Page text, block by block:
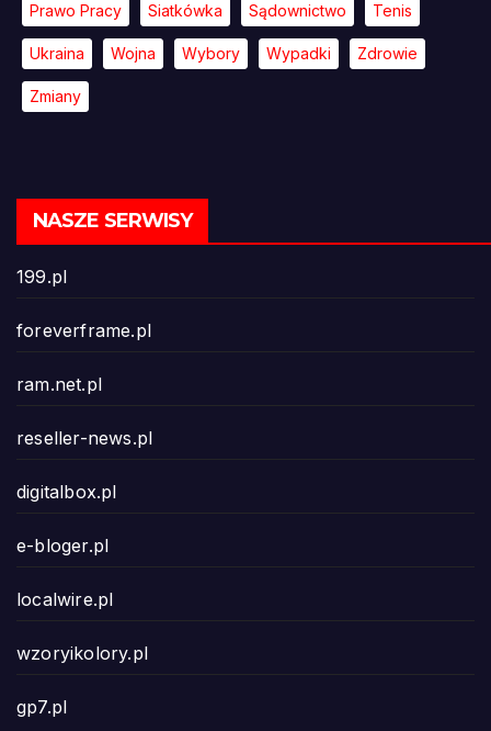
Prawo Pracy Siatkówka Sądownictwo Tenis
Ukraina Wojna Wybory Wypadki Zdrowie
Zmiany
NASZE SERWISY
199.pl
foreverframe.pl
ram.net.pl
reseller-news.pl
digitalbox.pl
e-bloger.pl
localwire.pl
wzoryikolory.pl
gp7.pl